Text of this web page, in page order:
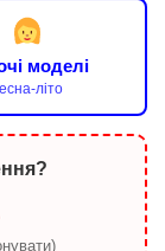
моделі
літо